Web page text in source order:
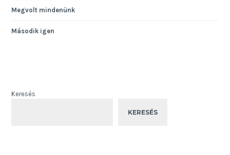
Megvolt mindenünk
Második igen
Keresés
KERESÉS